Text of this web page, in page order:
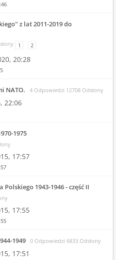
z lat 2011-2019 do
1 2
20:28
NATO. 4 Odpowiedzi 12708 Odsłony
22:06
1975
17:57
1943-1946 - część II
17:55
1949 0 Odpowiedzi 6833 Odsłony
17:51